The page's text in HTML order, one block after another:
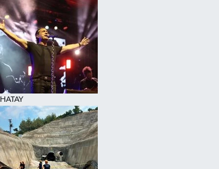
HATAY
Spor
Teknoloji
Yaşam